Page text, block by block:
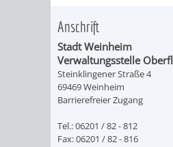
Anschrift
Stadt Weinheim
Verwaltungsstelle
Steinklingener Straße 4
69469 Weinheim
Barrierefreier Zugang
Tel.: 06201 / 82 - 812
Fax: 06201 / 82 - 816